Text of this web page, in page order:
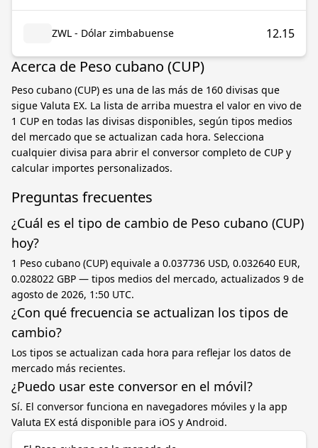
ZWL - Dólar zimbabuense 12.15
Acerca de Peso cubano (CUP)
Peso cubano (CUP) es una de las más de 160 divisas que
sigue Valuta EX. La lista de arriba muestra el valor en vivo de
1 CUP en todas las divisas disponibles, según tipos medios
del mercado que se actualizan cada hora. Selecciona
cualquier divisa para abrir el conversor completo de CUP y
calcular importes personalizados.
Preguntas frecuentes
¿Cuál es el tipo de cambio de Peso cubano (CUP)
hoy?
1 Peso cubano (CUP) equivale a 0.037736 USD, 0.032640 EUR,
0.028022 GBP — tipos medios del mercado, actualizados 9 de
agosto de 2026, 1:50 UTC.
¿Con qué frecuencia se actualizan los tipos de
cambio?
Los tipos se actualizan cada hora para reflejar los datos de
mercado más recientes.
¿Puedo usar este conversor en el móvil?
Sí. El conversor funciona en navegadores móviles y la app
Valuta EX está disponible para iOS y Android.